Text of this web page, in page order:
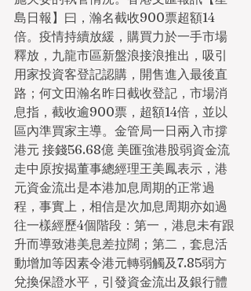
島日報】曰，瀚名截收900票超額14
倍。疫情持續放緩，購買力於一手市場
釋放，九龍市區新盤浪接浪推出，吸引
用家投資客登記認購，開售進入最後直
路；何文田瀚名昨日截收登記，市場消
息指，截收逾900票，超額14倍，並以
區內準買家主導。金管局一日兩入市撐
港元 接錢56.68億 美匯強港股弱資金流
走中原按揭董事總經理王美鳳表示，港
元資金流出是本港加息周期的正常過
程，事實上，相信是次加息周期亦如過
往一樣經歷4個階段：第一，港息未有跟
升而導致港美息差拉闊；第二，套息活
動增加等因素令港元轉弱觸及7.85弱方
兌換保證水平，引發資金流出及銀行體